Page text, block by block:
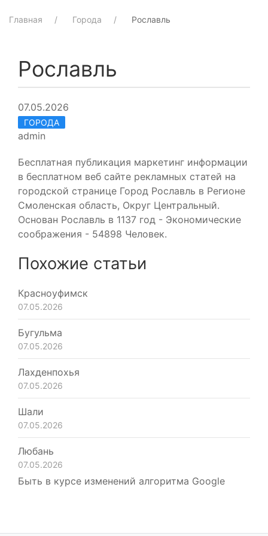
Главная Города Рославль
Рославль
07.05.2026
ГОРОДА
admin
Бесплатная публикация маркетинг информации
в бесплатном веб сайте рекламных статей на
городской странице Город Рославль в Регионе
Смоленская область, Округ Центральный.
Основан Рославль в 1137 год - Экономические
соображения - 54898 Человек.
Похожие статьи
Красноуфимск
07.05.2026
Бугульма
07.05.2026
Лахденпохья
07.05.2026
Шали
07.05.2026
Любань
07.05.2026
Быть в курсе изменений алгоритма Google